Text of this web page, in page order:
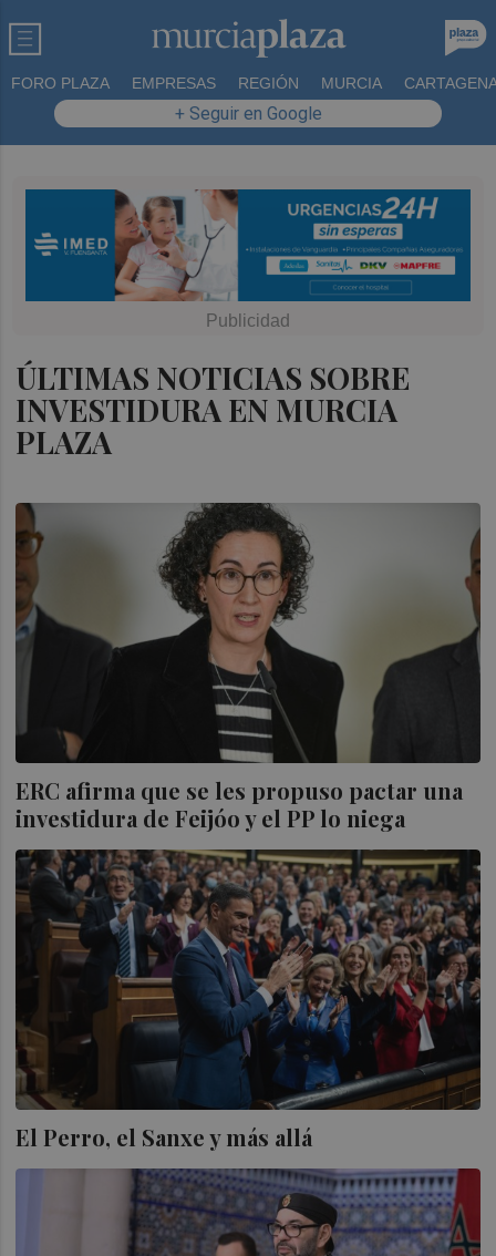
FORO PLAZA EMPRESAS REGIÓN MURCIA
+ Seguir en Google
ÚLTIMAS NOTICIAS SOBRE
INVESTIDURA EN MURCIA
PLAZA
ERC afirma que se les propuso pactar una
investidura de Feijóo y el PP lo niega
El Perro, el Sanxe y más allá